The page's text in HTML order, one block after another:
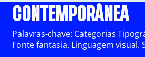
CONTEMPORÂNEA
Palavras-chave: Categorias
Fonte fantasia. Linguagem visual.